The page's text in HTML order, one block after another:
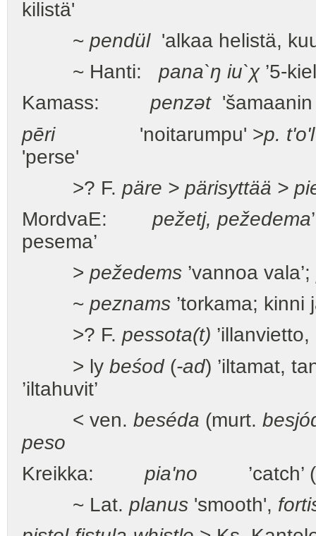
kilistä'
~ pendül'alkaa helistä,
~ Hanti: pana`ŋ iu`χ’5-
Kamass: penzət'šamaanin
pēri'noitarumpu' >p.
'perse'
>? F. päre > pärisyttää >
MordvaE: pežetj, pežedema
pesema’
> pežedems ’vannoa vala’;
~ peznams ’torkama; kinni
>? F. pessota(t)
> ly beśod(-ad) ’iltamat,
’iltahuvit’
< ven. beséda (murt.
peso
Kreikka: pia'no ’catch’
~ Lat. planus 'smooth',